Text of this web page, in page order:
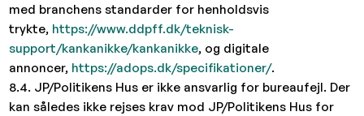
med branchens standarder for henholdsvis
trykte, https://www.ddpff.dk/teknisk-
support/kankanikke/kankanikke, og digitale
annoncer, https://adops.dk/specifikationer/.
8.4. JP/Politikens Hus er ikke ansvarlig for bureaufejl. Der
kan således ikke rejses krav mod JP/Politikens Hus for